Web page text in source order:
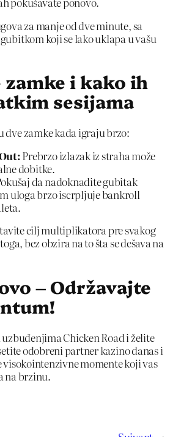
za manje od dve minute, sa
koji se lako uklapa u vašu
zamke i kako ih
sesijama
zamke kada igraju brzo:
Prebrzo izlazak iz straha može
dobitke.
da nadoknadite gubitak
uloga brzo iscrpljuje bankroll
cilj multiplikatora pre svakog
bez obzira na to šta se dešava na
– Održavajte
Chicken Road i želite
odobreni partner kazino danas i
momente koji vas
na brzinu.